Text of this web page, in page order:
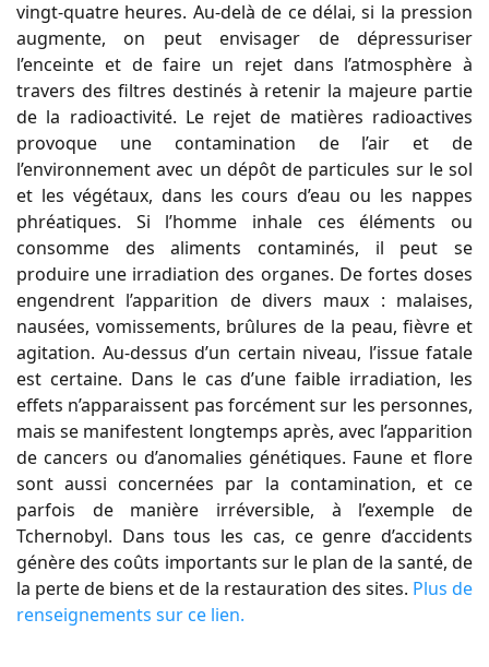
vingt-quatre heures. Au-delà de ce délai, si la pression
augmente, on peut envisager de dépressuriser
l’enceinte et de faire un rejet dans l’atmosphère à
travers des filtres destinés à retenir la majeure partie
de la radioactivité. Le rejet de matières radioactives
provoque une contamination de l’air et de
l’environnement avec un dépôt de particules sur le sol
et les végétaux, dans les cours d’eau ou les nappes
phréatiques. Si l’homme inhale ces éléments ou
consomme des aliments contaminés, il peut se
produire une irradiation des organes. De fortes doses
engendrent l’apparition de divers maux : malaises,
nausées, vomissements, brûlures de la peau, fièvre et
agitation. Au-dessus d’un certain niveau, l’issue fatale
est certaine. Dans le cas d’une faible irradiation, les
effets n’apparaissent pas forcément sur les personnes,
mais se manifestent longtemps après, avec l’apparition
de cancers ou d’anomalies génétiques. Faune et flore
sont aussi concernées par la contamination, et ce
parfois de manière irréversible, à l’exemple de
Tchernobyl. Dans tous les cas, ce genre d’accidents
génère des coûts importants sur le plan de la santé, de
la perte de biens et de la restauration des sites. Plus de
renseignements sur ce lien.